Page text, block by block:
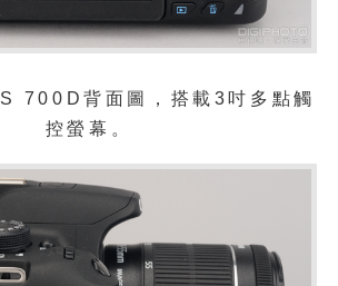
700D背面圖，搭載3吋多點觸
控螢幕。